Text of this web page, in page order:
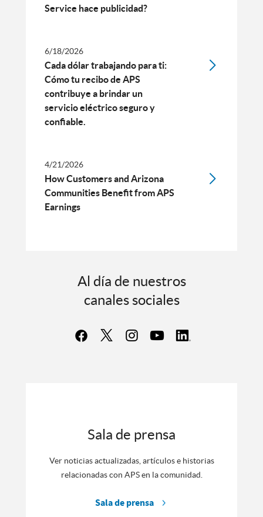
Service hace publicidad?
6/18/2026
Cada dólar trabajando para ti:
Cómo tu recibo de APS
contribuye a brindar un
servicio eléctrico seguro y
confiable.
4/21/2026
How Customers and Arizona
Communities Benefit from APS
Earnings
Al día de nuestros
canales sociales
Sala de prensa
Ver noticias actualizadas, artículos e historias
relacionadas con APS en la comunidad.
Sala de prensa